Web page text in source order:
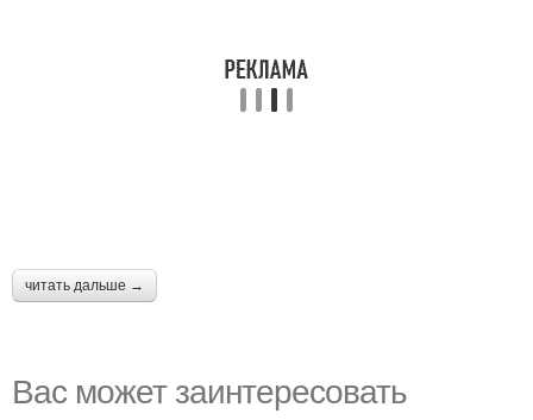
читать дальше →
Вас может заинтересовать